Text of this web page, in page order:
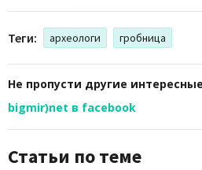
Теги: археологи гробница
Не пропусти другие
bigmir)net в facebook
Статьи по теме